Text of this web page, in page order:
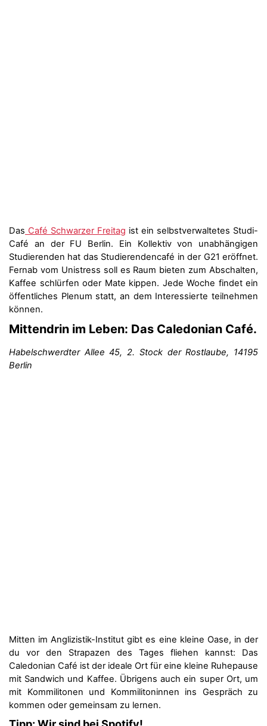
Das Café Schwarzer Freitag ist ein selbstverwaltetes Studi-
Café an der FU Berlin. Ein Kollektiv von unabhängigen
Studierenden hat das Studierendencafé in der G21 eröffnet.
Fernab vom Unistress soll es Raum bieten zum Abschalten,
Kaffee schlürfen oder Mate kippen. Jede Woche findet ein
öffentliches Plenum statt, an dem Interessierte teilnehmen
können.
Mittendrin im Leben: Das Caledonian Café.
Habelschwerdter Allee 45, 2. Stock der Rostlaube, 14195
Berlin
Mitten im Anglizistik-Institut gibt es eine kleine Oase, in der
du vor den Strapazen des Tages fliehen kannst: Das
Caledonian Café ist der ideale Ort für eine kleine Ruhepause
mit Sandwich und Kaffee. Übrigens auch ein super Ort, um
mit Kommilitonen und Kommilitoninnen ins Gespräch zu
kommen oder gemeinsam zu lernen.